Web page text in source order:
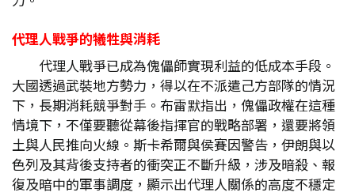
代理人戰爭的犧牲與消耗
代理人戰爭已成為傀儡師實現利益的低成本手段。
大國透過武裝地方勢力，得以在不派遣己方部隊的情況
下，長期消耗競爭對手。布雷默指出，傀儡政權在這種
情境下，不僅要聽從幕後指揮官的戰略部署，還要將領
土與人民推向火線。斯卡希爾與侯賽因警告，伊朗與以
色列及其背後支持者的衝突正不斷升級，涉及暗殺、報
復及暗中的軍事調度，顯示出代理人關係的高度不穩定